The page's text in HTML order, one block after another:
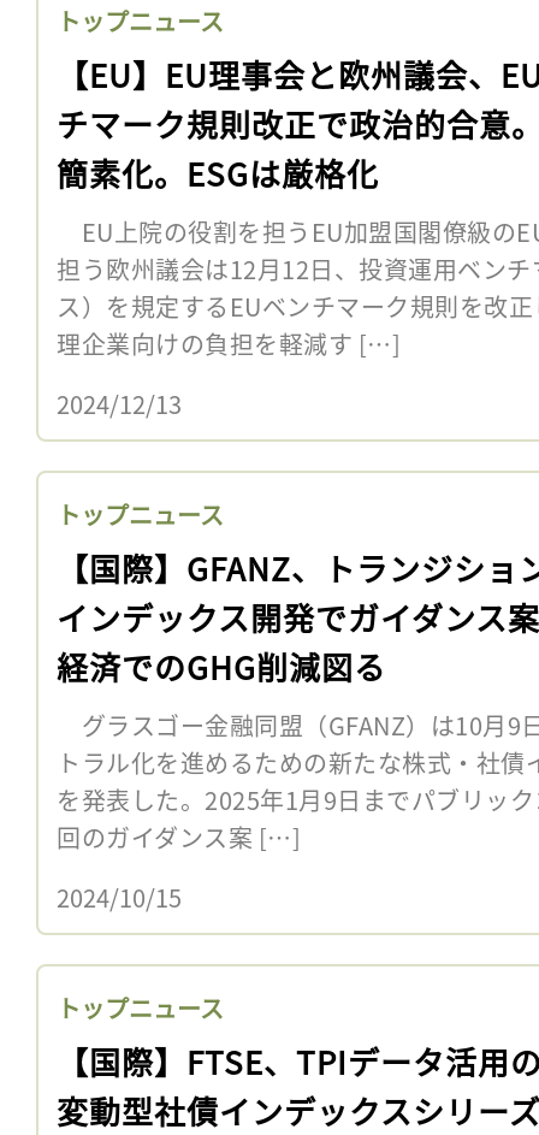
トップニュース
【EU】EU理事会と欧州議会、
チマーク規則改正で政治的合意
簡素化。ESGは厳格化
EU上院の役割を担うEU加盟国閣僚級の
担う欧州議会は12月12日、投資運用ベン
ス）を規定するEUベンチマーク規則を改
理企業向けの負担を軽減す […]
2024/12/13
トップニュース
【国際】GFANZ、トランジショ
インデックス開発でガイダンス
経済でのGHG削減図る
グラスゴー金融同盟（GFANZ）は10月9
トラル化を進めるための新たな株式・社
を発表した。2025年1月9日までパブリッ
回のガイダンス案 […]
2024/10/15
トップニュース
【国際】FTSE、TPIデータ活用
変動型社債インデックスシリー